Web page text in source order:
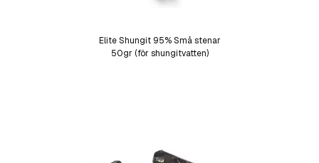
Elite Shungit 95% Små stenar
50gr (för shungitvatten)